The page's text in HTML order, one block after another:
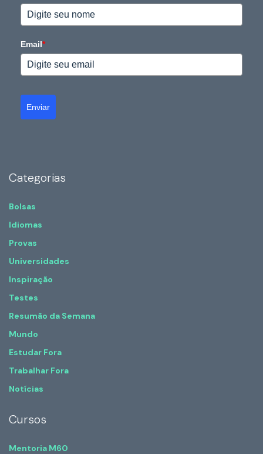
Email*
Enviar
Categorias
Bolsas
Idiomas
Provas
Universidades
Inspiração
Testes
Resumão da Semana
Mundo
Estudar Fora
Trabalhar Fora
Notícias
Cursos
Mentoria M60